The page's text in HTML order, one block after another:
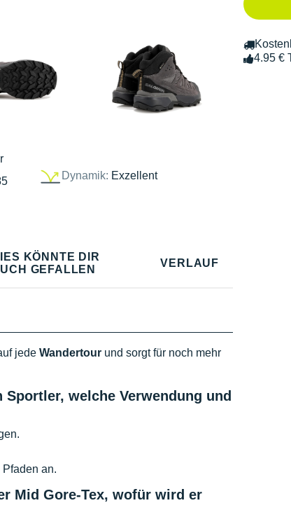
Dynamik: Exzellent
4.95 €
KÖNNTE DIR
GEFALLEN
VERLAUF
jede Wandertour und sorgt für noch mehr
welche Verwendung und
an.
Mid Gore-Tex, wofür wird er